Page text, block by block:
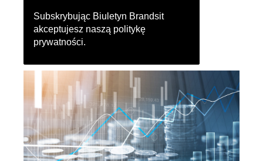
Subskrybując Biuletyn Brandsit
akceptujesz naszą politykę
prywatności.